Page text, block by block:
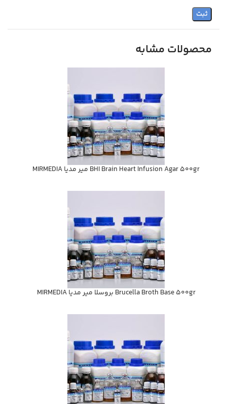
محصولات مشابه
BHI Brain Heart Infusion Agar 500gr مير مديا MIRMEDIA
Brucella Broth Base 500gr بروسلا مير مديا MIRMEDIA